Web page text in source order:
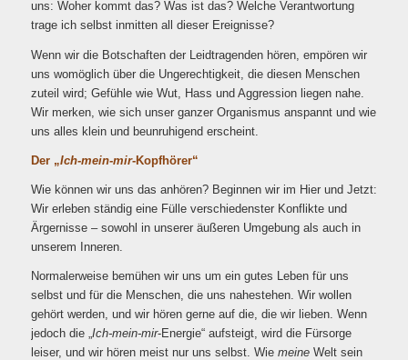
uns: Woher kommt das? Was ist das? Welche Verantwortung
trage ich selbst inmitten all dieser Ereignisse?
Wenn wir die Botschaften der Leidtragenden hören, empören wir
uns womöglich über die Ungerechtigkeit, die diesen Menschen
zuteil wird; Gefühle wie Wut, Hass und Aggression liegen nahe.
Wir merken, wie sich unser ganzer Organismus anspannt und wie
uns alles klein und beunruhigend erscheint.
Der „Ich-mein-mir-Kopfhörer“
Wie können wir uns das anhören? Beginnen wir im Hier und Jetzt:
Wir erleben ständig eine Fülle verschiedenster Konflikte und
Ärgernisse – sowohl in unserer äußeren Umgebung als auch in
unserem Inneren.
Normalerweise bemühen wir uns um ein gutes Leben für uns
selbst und für die Menschen, die uns nahestehen. Wir wollen
gehört werden, und wir hören gerne auf die, die wir lieben. Wenn
jedoch die „ Ich-mein-mir-Energie“ aufsteigt, wird die Fürsorge
leiser, und wir hören meist nur uns selbst. Wie meineWelt sein